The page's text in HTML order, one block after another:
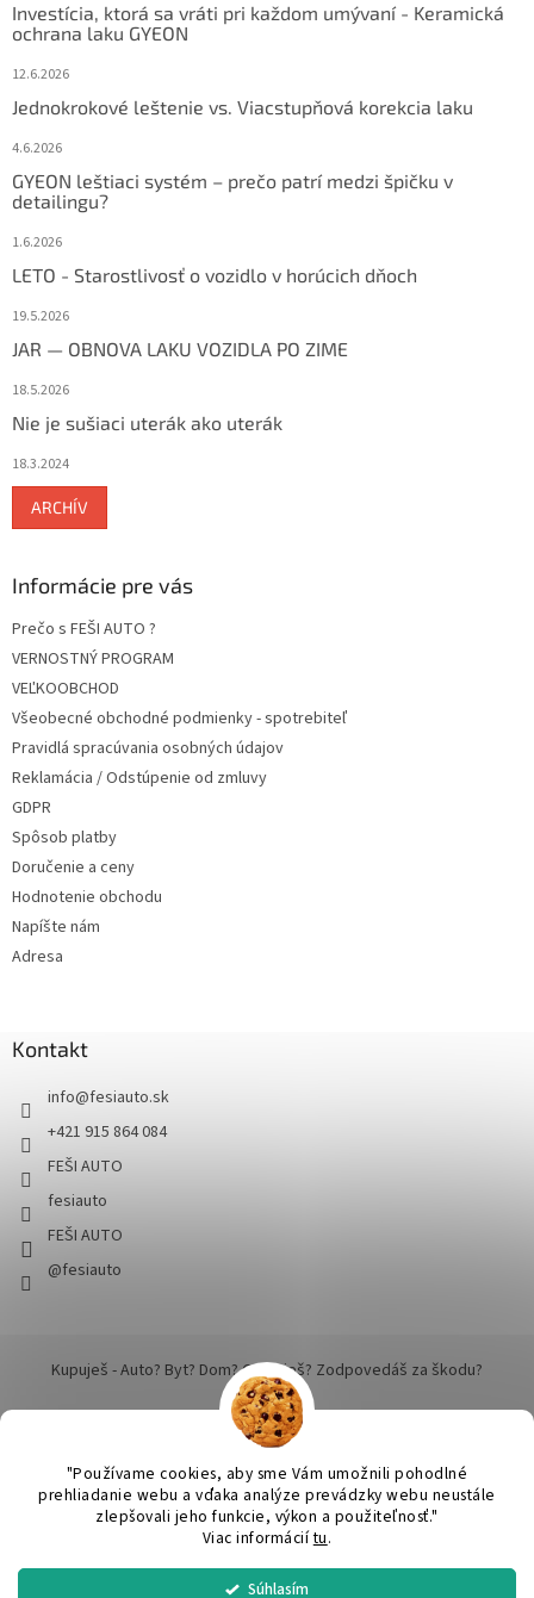
"Používame cookies, aby sme Vám umožnili pohodlné
prehliadanie webu a vďaka analýze prevádzky webu neustále
zlepšovali jeho funkcie, výkon a použiteľnosť."
Viac informáciítu.
Súhlasím
SPRACUJEME a ODOŠLEME do 24 hodín v pracovný deň. Praktický
Investícia, ktorá sa vráti pri každom umývaní - Keramická
ochrana laku GYEON
12.6.2026
Jednokrokové leštenie vs. Viacstupňová korekcia laku
4.6.2026
GYEON leštiaci systém – prečo patrí medzi špičku v
detailingu?
1.6.2026
LETO - Starostlivosť o vozidlo v horúcich dňoch
19.5.2026
JAR — OBNOVA LAKU VOZIDLA PO ZIME
18.5.2026
Nie je sušiaci uterák ako uterák
18.3.2024
ARCHÍV
Informácie pre vás
Prečo s FEŠI AUTO ?
VERNOSTNÝ PROGRAM
VEĽKOOBCHOD
Všeobecné obchodné podmienky - spotrebiteľ
Pravidlá spracúvania osobných údajov
Reklamácia / Odstúpenie od zmluvy
GDPR
Spôsob platby
Doručenie a ceny
Hodnotenie obchodu
Napíšte nám
Adresa
Kontakt
info@fesiauto.sk
+421 915 864 084
FEŠI AUTO
fesiauto
FEŠI AUTO
@fesiauto
Kupuješ - Auto? Byt? Dom? Cestuješ? Zodpovedáš za škodu?
Vytvoril Shoptet